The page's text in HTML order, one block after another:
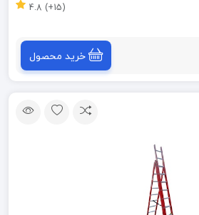
(15+) 4.8
خرید محصول